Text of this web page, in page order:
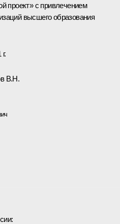
проект» с привлечением
высшего образования
В.Н.